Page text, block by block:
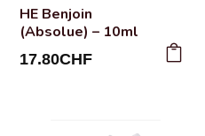
HE Benjoin
(Absolue) – 10ml
17.80CHF